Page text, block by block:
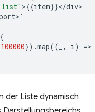
list" >{{item}}</div
> `
{
100000}) .map(( , i) =>
der Liste dynamisch